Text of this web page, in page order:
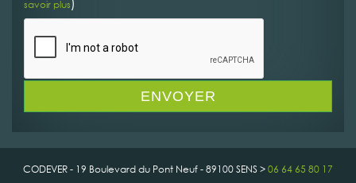
savoir plus
CODEVER - 19 Boulevard du Pont Neuf - 89100 SENS >06 64 65 80 17